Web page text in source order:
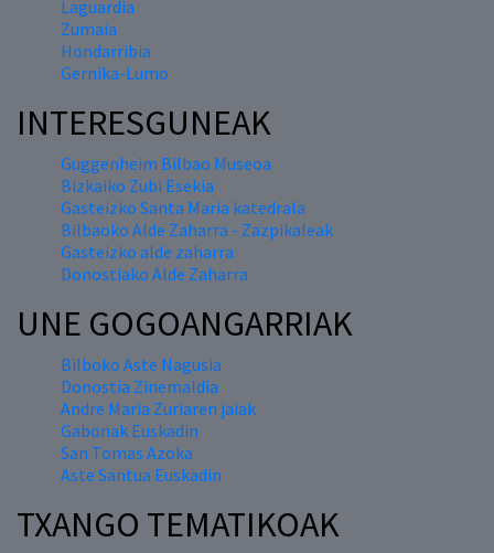
Laguardia
Zumaia
Hondarribia
Gernika-Lumo
INTERESGUNEAK
Guggenheim Bilbao Museoa
Bizkaiko Zubi Esekia
Gasteizko Santa Maria katedrala
Bilbaoko Alde Zaharra - Zazpikaleak
Gasteizko alde zaharra
Donostiako Alde Zaharra
UNE GOGOANGARRIAK
Bilboko Aste Nagusia
Donostia Zinemaldia
Andre Maria Zuriaren jaiak
Gabonak Euskadin
San Tomas Azoka
Aste Santua Euskadin
TXANGO TEMATIKOAK